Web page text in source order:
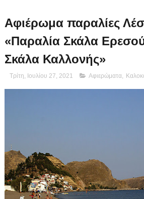
Αφιέρωμα παραλίες
«Παραλία Σκάλα
Σκάλα Καλλονής»
Τρίτη, Ιουλίου 27, 2021 Αφιερώματα,